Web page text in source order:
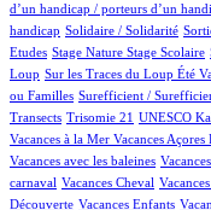
d’un handicap / porteurs d’un
handicap
2/951 Solidaire / Solidarité
3/951
59/951
3/951
1/951
Etudes
1/951Stage Nature
11/951 Stage Scolaire
1/951
159/951
6/951
2/951
Loup
8/951Sur les Traces du Loup Été
7/951
ou Familles
2/951 Surefficient /
45/951
7/951
12/951
100/951
Transects
2/951 Trisomie 21
1/951 UNESCO
15/951
1/951
1/951
Vacances à la Mer
1/951 Vacances Açores
53/951
1/951
Vacances avec les baleines
1/951
11/951
1/951
1/951
carnaval
107/951Vacances Cheval
1/951
17/951
1/951
1/951
Découverte
52/951 Vacances Enfants
1/951
2/951
26/951